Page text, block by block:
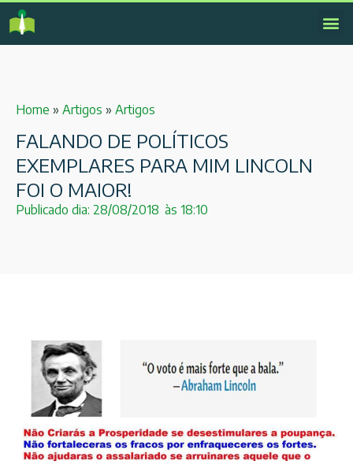
Home » Artigos » Artigos
FALANDO DE POLÍTICOS
EXEMPLARES PARA MIM LINCOLN
FOI O MAIOR!
Publicado dia: 28/08/2018 às 18:10